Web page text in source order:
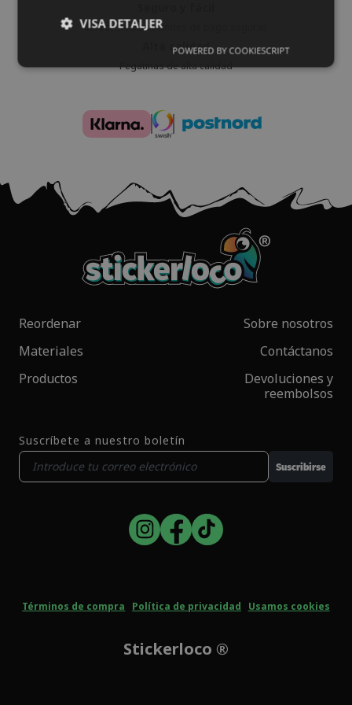
Ofrecemos soluciones de pago seguras
Alta calidad
Pegatinas de alta calidad
Reordenar
Materiales
Productos
Sobre nosotros
Contáctanos
Devoluciones y
reembolsos
Suscríbete a nuestro boletín
Suscribirse
Términos de compra Política de privacidad Usamos cookies
Stickerloco ®
VISA DETALJER
POWERED BY COOKIESCRIPT